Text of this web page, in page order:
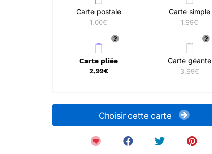
Carte postale
1,00€
Carte simple
1,99€
Carte pliée
2,99€
Carte géante
3,99€
Choisir cette carte